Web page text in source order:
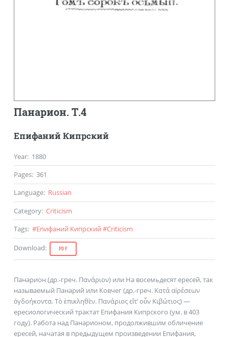
Панарион. Т.4
Епифаний Кипрский
Year: 1880
Pages: 361
Language: Russian
Category: Criticism
Tags: #Епифаний Кипрский #Criticism
Download: PDF
Панарион (др.-греч. Πανάριον) или На восемьдесят ересей, так
называемый Панарий или Ковчег (др.-греч. Κατά αἱρέσεων
ὀγδοήκοντα. Τὸ ἐπικληθὲν. Πανάριος εἴτ’ οὖν Κιβώτιος) —
ересиологический трактат Епифания Кипрского (ум. в 403
году). Работа над Панарионом, продолжившим обличение
ересей, начатая в предыдущем произведении Епифания,